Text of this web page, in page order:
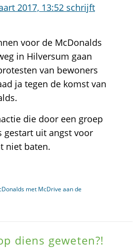
2017, 13:52 schrijft
voor de McDonalds
in Hilversum gaan
van bewoners
ja tegen de komst van
die door een groep
gestart uit angst voor
niet baten.
met McDrive aan de
diens geweten?!